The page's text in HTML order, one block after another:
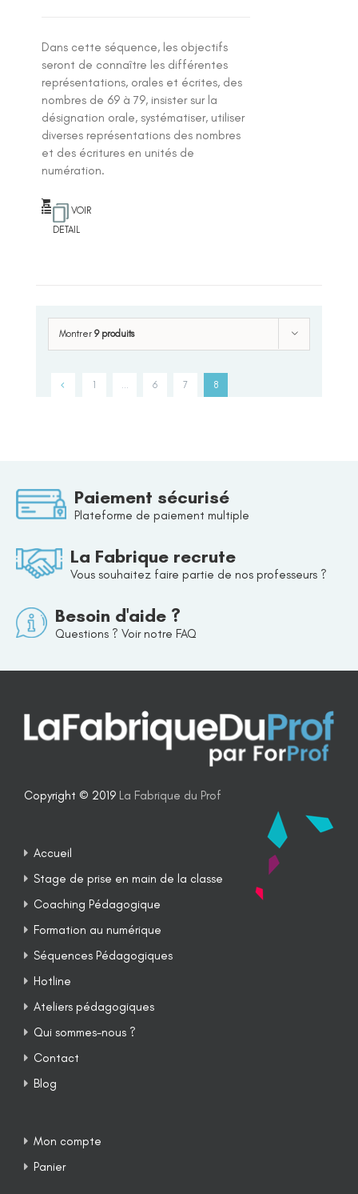
Dans cette séquence, les objectifs
seront de connaître les différentes
représentations, orales et écrites, des
nombres de 69 à 79, insister sur la
désignation orale, systématiser, utiliser
diverses représentations des nombres
et des écritures en unités de
numération.
VOIR
DETAIL
Montrer 9 produits
1 6 7 8
Paiement sécurisé
Plateforme de paiement multiple
La Fabrique recrute
Vous souhaitez faire partie de nos professeurs ?
Besoin d'aide ?
Questions ? Voir notre FAQ
Copyright © 2019 La Fabrique du Prof
Accueil
Stage de prise en main de la classe
Coaching Pédagogique
Formation au numérique
Séquences Pédagogiques
Hotline
Ateliers pédagogiques
Qui sommes-nous ?
Contact
Blog
Mon compte
Panier